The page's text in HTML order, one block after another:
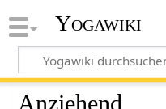
Yogawiki
Anziehend